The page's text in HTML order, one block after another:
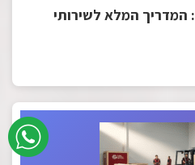
רילוקיישן לחברות B2B: המדריך המלא לשירותי